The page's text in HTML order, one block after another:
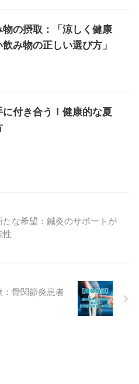
の摂取：「涼しく健康
み物の正しい選び方」
付き合う！健康的な夏
な希望：鍼灸のサポートが
性
骨関節炎患者